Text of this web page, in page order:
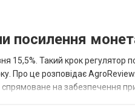
посилення
15,5%. Такий крок регулятор
Про це розповідає
на забезпечення